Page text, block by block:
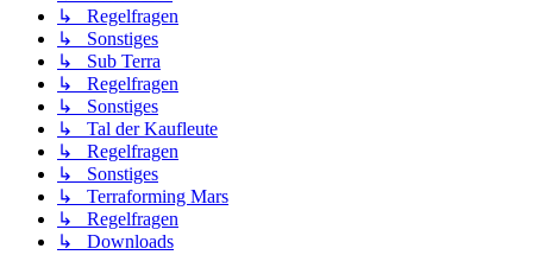
↳ Regelfragen
↳ Sonstiges
↳ Sub Terra
↳ Regelfragen
↳ Sonstiges
↳ Tal der Kaufleute
↳ Regelfragen
↳ Sonstiges
↳ Terraforming Mars
↳ Regelfragen
↳ Downloads